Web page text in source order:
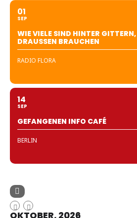
01
SEP
WIE VIELE SIND HINTER
DRAUSSEN BRAUCHEN
RADIO FLORA
14
SEP
GEFANGENEN INFO CAFÉ
BERLIN
OKTOBER, 2026